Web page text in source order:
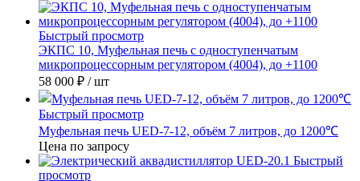
Быстрый просмотр
ЭКПС 10, Муфельная печь с одноступенчатым
микропроцессорным регулятором (4004), до +1100
58 000 ₽ / шт
Быстрый просмотр
Муфельная печь UED-7-12, объём 7 литров, до 1200℃
Цена по запросу
Быстрый
просмотр